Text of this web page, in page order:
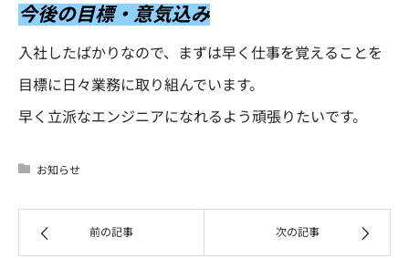
今後の目標・意気込み
入社したばかりなので、まずは早く仕事を覚えることを
目標に日々業務に取り組んでいます。
早く立派なエンジニアになれるよう頑張りたいです。
お知らせ
前の記事 次の記事